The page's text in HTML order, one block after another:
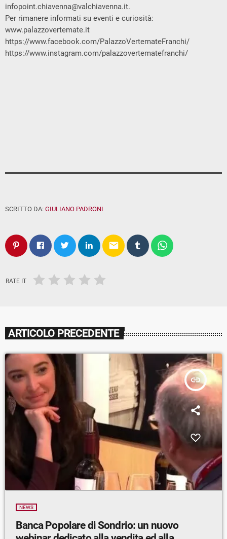
infopoint.chiavenna@valchiavenna.it.
Per rimanere informati su eventi e curiosità:
www.palazzovertemate.it
https://www.facebook.com/PalazzoVertemateFranchi/
https://www.instagram.com/palazzovertematefranchi/
SCRITTO DA: GIULIANO PADRONI
email
RATE IT
ARTICOLO PRECEDENTE
insert_link
NEWS
Banca Popolare di Sondrio: un nuovo